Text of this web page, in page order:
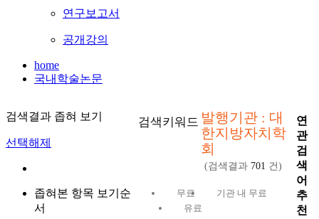
연구보고서
공개강의
home
국내학술논문
검색결과 좁혀 보기
선택해제
좁혀본 항목 보기순
서
검색키워드 발행기관 : 대
한지방자치학
회
(검색결과 701 건)
무료
기관 내 무료
유료
연
관
검
색
어
추
천